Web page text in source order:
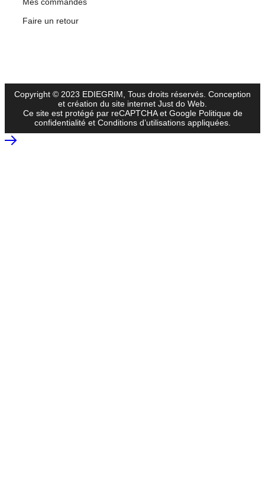
Faire un retour
Copyright © 2023 EDIEGRIM, Tous droits réservés. Conception
et création du site internet Just do Web
Ce site est protégé par reCAPTCHA et Google Politique de
confidentialité et Conditions d’utilisations appliquées.